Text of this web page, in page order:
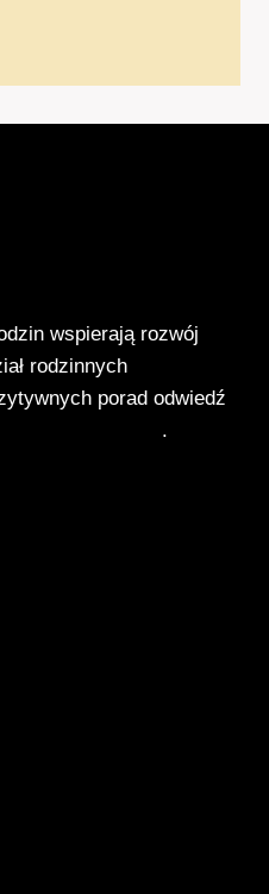
wspierają rozwój
rodzinnych
porad odwiedź
.